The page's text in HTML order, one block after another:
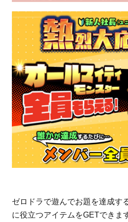
ゼロドラで遊んでお題を達成す
に役立つアイテムをGETできま